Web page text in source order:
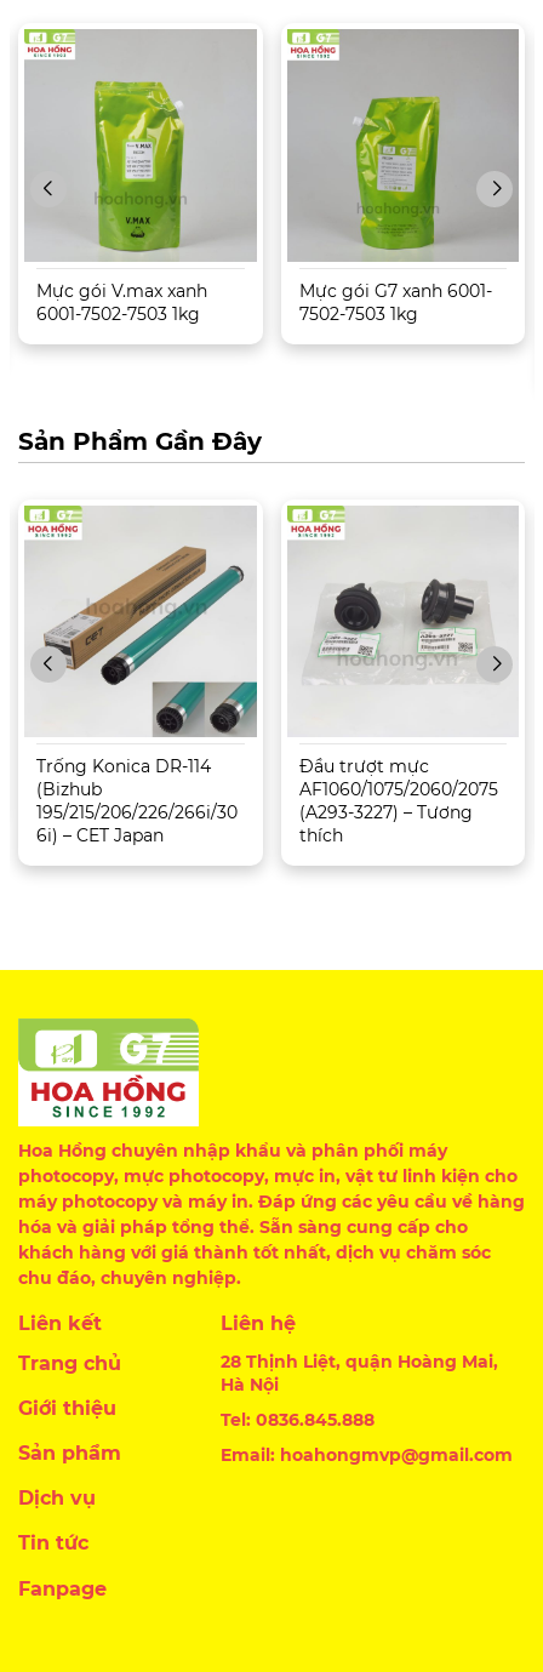
Mực gói V.max xanh
6001-7502-7503 1kg
Mực gói G7 xanh 6001-
7502-7503 1kg
Sản Phẩm Gần Đây
Trống Konica DR-114
(Bizhub
195/215/206/226/266i/30
6i) – CET Japan
Đầu trượt mực
AF1060/1075/2060/2075
(A293-3227) – Tương
thích
Hoa Hồng chuyên nhập khẩu và phân phối máy
photocopy, mực photocopy, mực in, vật tư linh kiện cho
máy photocopy và máy in. Đáp ứng các yêu cầu về hàng
hóa và giải pháp tổng thể. Sẵn sàng cung cấp cho
khách hàng với giá thành tốt nhất, dịch vụ chăm sóc
chu đáo, chuyên nghiệp.
Liên kết
Trang chủ
Giới thiệu
Sản phẩm
Dịch vụ
Tin tức
Liên hệ
28 Thịnh Liệt, quận Hoàng Mai,
Hà Nội
Tel: 0836.845.888
Email: hoahongmvp@gmail.com
Fanpage